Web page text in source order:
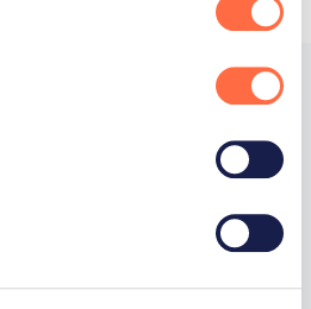
hoofdsponsor van